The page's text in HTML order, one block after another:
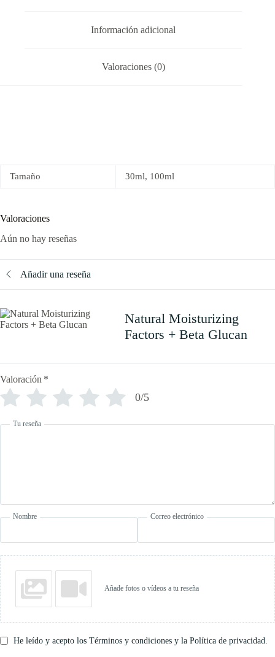
Información adicional
Valoraciones (0)
Tamaño 30ml, 100ml
Valoraciones
Aún no hay reseñas
Añadir una reseña
Natural Moisturizing
Factors + Beta Glucan
Valoración *
0/5
Tu reseña
Nombre Correo electrónico
Añade fotos o vídeos a tu reseña
He leído y acepto los Términos y condiciones y la Política de privacidad.